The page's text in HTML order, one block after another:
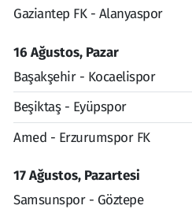
Gaziantep FK - Alanyaspor
16 Ağustos, Pazar
Başakşehir - Kocaelispor
Beşiktaş - Eyüpspor
Amed - Erzurumspor FK
17 Ağustos, Pazartesi
Samsunspor - Göztepe